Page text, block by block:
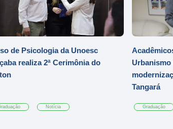
de Psicologia da Unoesc
realiza 2ª Cerimônia do
Notícia
Tangará
Graduação